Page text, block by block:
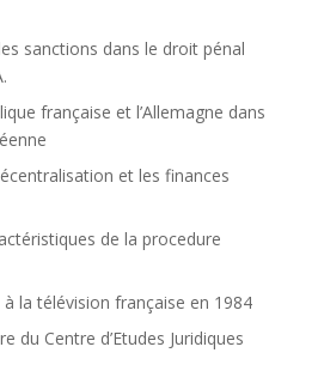
sanctions dans le droit pénal
française et l’Allemagne dans
et les finances
de la procedure
à la télévision française en 1984
du Centre d’Etudes Juridiques